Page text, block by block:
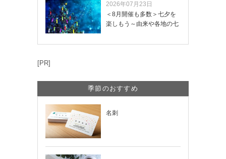
2026年07月23日
＜8月開催も多数＞七夕を
楽しもう～由来や各地の七
[PR]
季節のおすすめ
名刺